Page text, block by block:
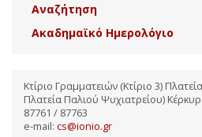
Αναζήτηση
Ακαδημαϊκό Ημερολόγιο
Κτίριο Γραμματειών (Κτίριο 3)
Πλατεία Παλιού Ψυχιατρείου)
87761 / 87763
e-mail: cs@ionio.gr